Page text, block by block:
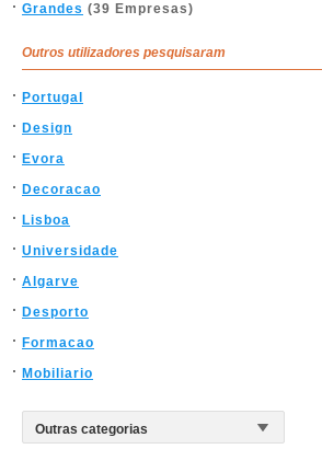
Grandes (39 Empresas)
Outros utilizadores pesquisaram
Portugal
Design
Evora
Decoracao
Lisboa
Universidade
Algarve
Desporto
Formacao
Mobiliario